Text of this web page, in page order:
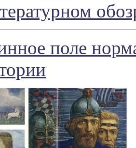
поле